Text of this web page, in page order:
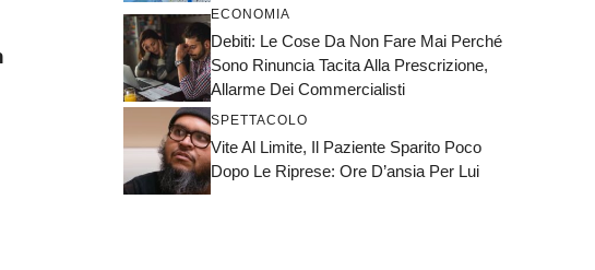
ECONOMIA
Debiti: Le Cose Da Non Fare Mai Perché
Sono Rinuncia Tacita Alla Prescrizione,
Allarme Dei Commercialisti
SPETTACOLO
Vite Al Limite, Il Paziente Sparito Poco
Dopo Le Riprese: Ore D’ansia Per Lui